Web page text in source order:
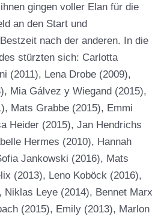
gingen voller Elan für die
an den Start und
nach der anderen. In die
stürzten sich: Carlotta
(2011), Lena Drobe (2009),
Mia Gálvez y Wiegand (2015),
Mats Grabbe (2015), Emmi
Heider (2015), Jan Hendrichs
Hermes (2010), Hannah
Jankowski (2016), Mats
(2013), Leno Koböck (2016),
Niklas Leye (2014), Bennet Marx
(2015), Emily (2013), Marlon